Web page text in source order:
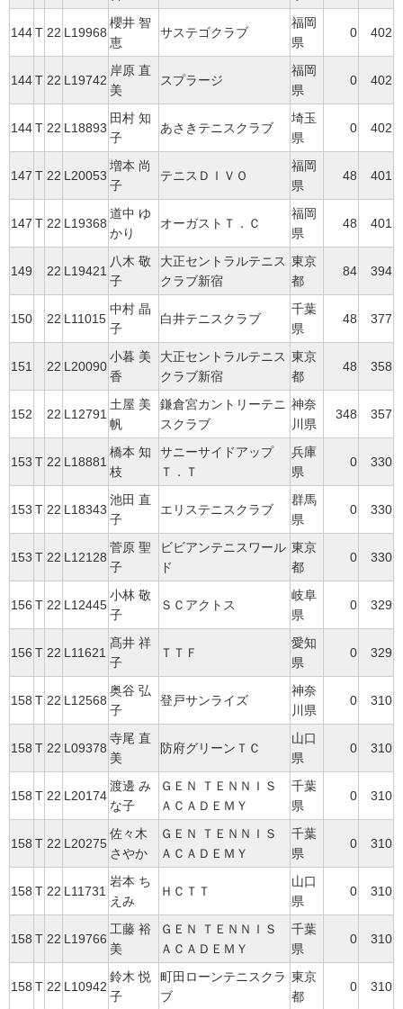
144T 22 L19968
櫻井 智
恵
サステゴクラブ
福岡
県
0 402
144T 22 L19742
岸原 直
美
スプラージ
福岡
県
0 402
144T 22 L18893
田村 知
子
あさきテニスクラブ
埼玉
県
0 402
147 T 22 L20053
増本 尚
子
テニスＤＩＶＯ
福岡
県
48 401
147 T 22 L19368
道中 ゆ
かり
オーガストＴ．Ｃ
福岡
県
48 401
149 22 L19421
八木 敬
子
大正セントラルテニス
クラブ新宿
東京
都
84 394
150 22 L11015
中村 晶
子
白井テニスクラブ
千葉
県
48 377
151 22 L20090
小暮 美
香
大正セントラルテニス
クラブ新宿
東京
都
48 358
152 22 L12791
土屋 美
帆
鎌倉宮カントリーテニ
スクラブ
神奈
川県
348 357
153 T 22 L18881
橋本 知
枝
サニーサイドアップ
Ｔ．Ｔ
兵庫
県
0 330
153 T 22 L18343
池田 直
子
エリステニスクラブ
群馬
県
0 330
153 T 22 L12128
菅原 聖
子
ビビアンテニスワール
ド
東京
都
0 330
156 T 22 L12445
小林 敬
子
ＳＣアクトス
岐阜
県
0 329
156 T 22 L11621
髙井 祥
子
ＴＴＦ
愛知
県
0 329
158 T 22 L12568
奥谷 弘
子
登戸サンライズ
神奈
川県
0 310
158 T 22 L09378
寺尾 直
美
防府グリーンＴＣ
山口
県
0 310
158 T 22 L20174
渡邊 み
な子
ＧＥＮ ＴＥＮＮＩＳ
ＡＣＡＤＥＭＹ
千葉
県
0 310
158 T 22 L20275
佐々木
さやか
ＧＥＮ ＴＥＮＮＩＳ
ＡＣＡＤＥＭＹ
千葉
県
0 310
158 T 22 L11731
岩本 ち
えみ
ＨＣＴＴ
山口
県
0 310
158 T 22 L19766
工藤 裕
美
ＧＥＮ ＴＥＮＮＩＳ
ＡＣＡＤＥＭＹ
千葉
県
0 310
158 T 22 L10942
鈴木 悦
子
町田ローンテニスクラ
ブ
東京
都
0 310